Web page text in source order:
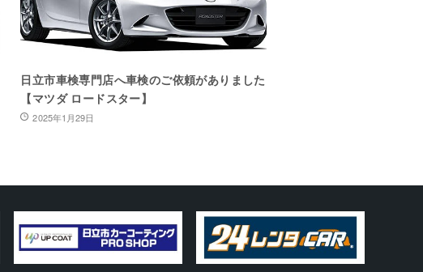
日立市車検専門店へ車検のご依頼がありました
【マツダ ロードスター】
2025年1月29日